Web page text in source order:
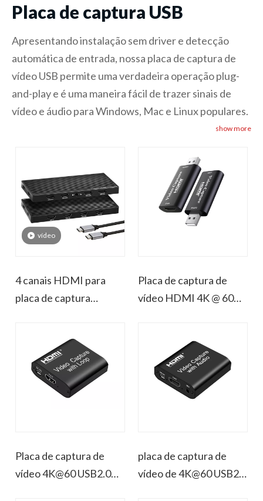
Placa de captura USB
Apresentando instalação sem driver e detecção
automática de entrada, nossa placa de captura de
vídeo USB permite uma verdadeira operação plug-
and-play e é uma maneira fácil de trazer sinais de
vídeo e áudio para Windows, Mac e Linux populares.
show more
vídeo
4 canais HDMI para
placa de captura
Placa de captura de
vídeo HDMI 4K @ 60
Placa de captura de
vídeo 4K@60 USB2.0
placa de captura de
vídeo de 4K@60 USB2.0